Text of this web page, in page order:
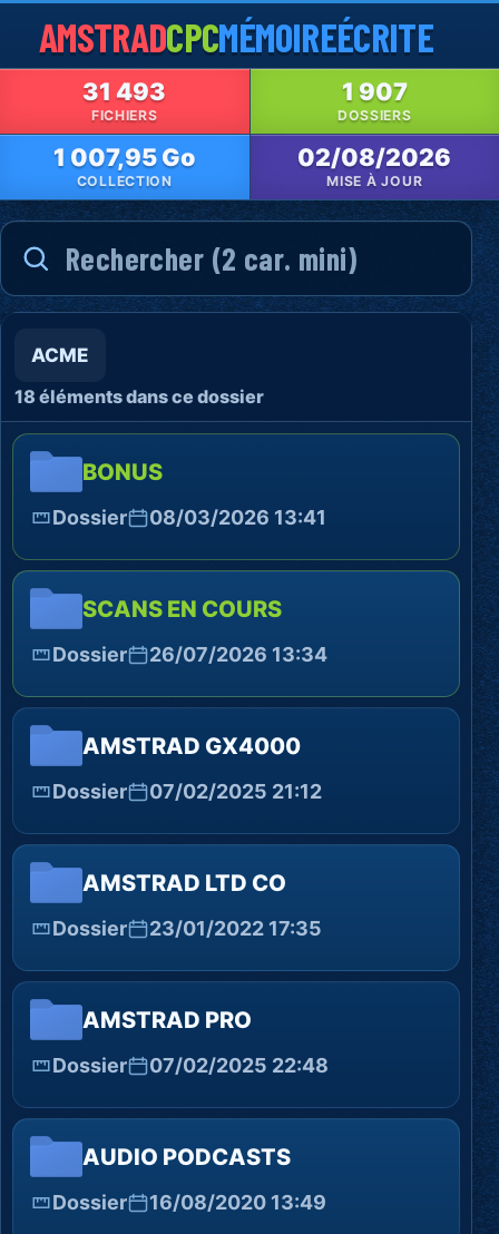
AMSTRADCPCMÉMOIREÉCRITE
31 493
FICHIERS
1 907
DOSSIERS
1 007,95 Go
COLLECTION
02/08/2026
MISE À JOUR
ACME
18 éléments dans ce dossier
BONUS
Dossier 08/03/2026 13:41
SCANS EN COURS
Dossier 26/07/2026 13:34
AMSTRAD GX4000
Dossier 07/02/2025 21:12
AMSTRAD LTD CO
Dossier 23/01/2022 17:35
AMSTRAD PRO
Dossier 07/02/2025 22:48
AUDIO PODCASTS
Dossier 16/08/2020 13:49